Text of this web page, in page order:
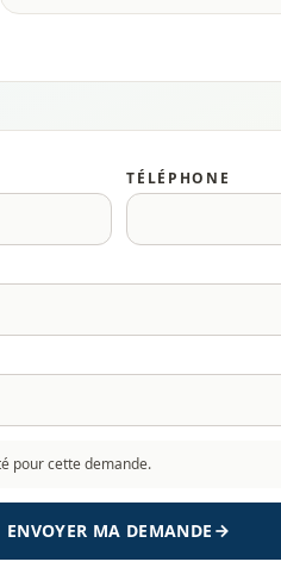
TÉLÉPHONE
pour cette demande.
ENVOYER MA DEMANDE